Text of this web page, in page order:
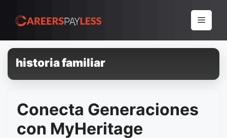
para
conteúdo
Menu
historia familiar
Conecta Generaciones
con MyHeritage